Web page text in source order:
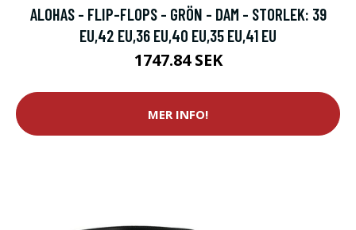
ALOHAS - FLIP-FLOPS - GRÖN - DAM - STORLEK: 39
EU,42 EU,36 EU,40 EU,35 EU,41 EU
1747.84 SEK
MER INFO!